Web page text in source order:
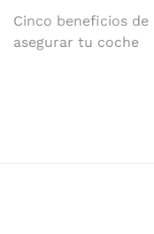
Navegación
de
Cinco beneficios de
asegurar tu coche